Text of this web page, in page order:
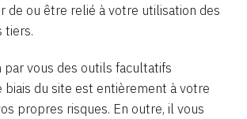
de ou être relié à votre utilisation des
tiers.
par vous des outils facultatifs
biais du site est entièrement à votre
propres risques. En outre, il vous